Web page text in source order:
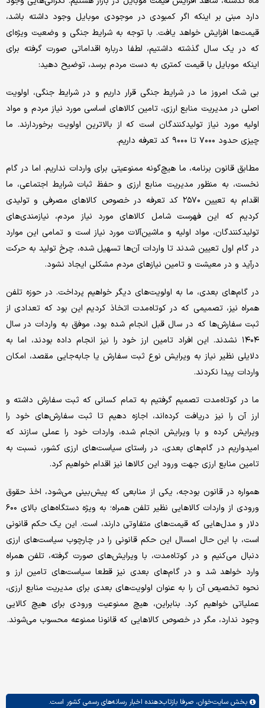
دارد مبنی بر اینکه اگر کمبودی در موجودی موبایل وجود داشته باشد،
قیمت‌ها افزایش خواهد یافت. با توجه به شرایط جنگی و وضعیت ویژه‌ای
که در یک سال گذشته داشتیم، لطفا درباره اقداماتی صورت گرفته برای
اینکه موبایل با قیمت کمتری به دست مردم برسد، توضیح دهید:
بی شک امروز ما در شرایط جنگی قرار داریم و در شرایط جنگی، اولویت
اصلی در مدیریت منابع ارزی، تامین کالاهای اساسی مورد نیاز مردم و مواد
اولیه مورد نیاز تولیدکنندگان است که از بالاترین اولویت برخوردارند. ما
چیزی حدود ۷۰۰۰ تا ۹۰۰۰ کد تعرفه داریم.
مطابق قانون برنامه، ما هیچ‌گونه ممنوعیتی برای واردات نداریم. اما در گام
نخست، به منظور مدیریت منابع ارزی و حفظ ثبات شرایط اجتماعی، ما
اقدام به تعیین ۲۵۷۰ کد تعرفه در خصوص کالاهای مصرفی و تولیدی
کردیم که این فهرست شامل کالاهای مورد نیاز مردم، نیازمندی‌های
تولیدکنندگان، مواد اولیه و ماشین‌آلات مورد نیاز است و تمامی این موارد
در گام اول تعیین شدند تا واردات آن‌ها تسهیل شده، چرخ تولید به حرکت
درآید و در معیشت و تامین نیازهای مردم مشکلی ایجاد نشود.
در گام‌های بعدی، ما به اولویت‌های دیگر خواهیم پرداخت. در حوزه تلفن
همراه نیز، تصمیمی که در کوتاه‌مدت اتخاذ کردیم این بود که تعدادی از
ثبت سفارش‌ها که در سال قبل انجام شده بود، موفق به واردات در سال
۱۴۰۴ نشدند. این افراد تامین ارز خود را نیز انجام داده بودند، اما به
دلایلی نظیر نیاز به ویرایش نوع ثبت سفارش یا جابه‌جایی مقصد، امکان
واردات پیدا نکردند.
ما در کوتاه‌مدت تصمیم گرفتیم به تمام کسانی که ثبت سفارش داشته و
ارز آن را نیز دریافت کرده‌اند، اجازه دهیم تا ثبت سفارش‌های خود را
ویرایش کرده و با ویرایش انجام شده، واردات خود را عملی سازند که
امیدواریم در گام‌های بعدی، در راستای سیاست‌های ارزی کشور، نسبت به
تامین منابع ارزی جهت ورود این کالاها نیز اقدام خواهیم کرد.
همواره در قانون بودجه، یکی از منابعی که پیش‌بینی می‌شود، اخذ حقوق
ورودی از واردات کالاهایی نظیر تلفن همراه؛ به ویژه دستگاه‌های بالای ۶۰۰
دلار و مدل‌هایی که قیمت‌های متفاوتی دارند، است. این یک حکم قانونی
است، با این حال امسال این حکم قانونی را در چارچوب سیاست‌های ارزی
دنبال می‌کنیم و در کوتاه‌مدت، با ویرایش‌های صورت گرفته، تلفن همراه
وارد خواهد شد و در گام‌های بعدی نیز قطعا سیاست‌های تامین ارز و
نحوه تخصیص آن را به عنوان اولویت‌های بعدی برای مدیریت منابع ارزی،
عملیاتی خواهیم کرد. بنابراین، هیچ ممنوعیت ورودی برای هیچ کالایی
وجود ندارد، مگر در خصوص کالاهایی که قانونا ممنوعه محسوب می‌شوند.
بخش سایت‌خوان، صرفا بازتاب‌دهنده اخبار رسانه‌های رسمی کشور است.